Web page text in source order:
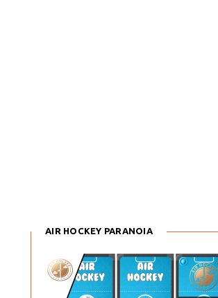
AIR HOCKEY PARANOIA